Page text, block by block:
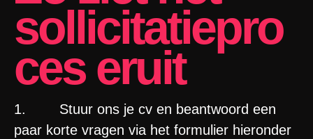
sollicitatiepro
ces eruit
1. Stuur ons je cv en beantwoord een
paar korte vragen via het formulier hieronder